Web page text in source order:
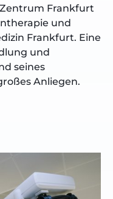
Frankfurt
und
Frankfurt. Eine
und
seines
Anliegen.